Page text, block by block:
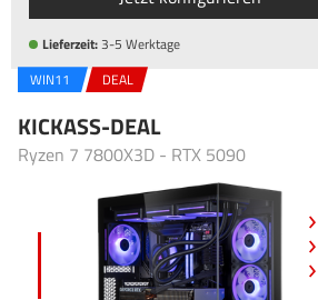
Lieferzeit:3-5 Werktage
WIN11
DEAL
KICKASS-DEAL
Ryzen 7 7800X3D - RTX 5090